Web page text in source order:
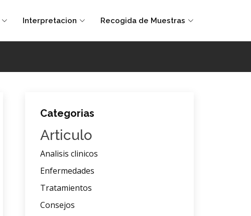
Interpretacion Recogida de Muestras
Categorias
Articulo
Analisis clinicos
Enfermedades
Tratamientos
Consejos